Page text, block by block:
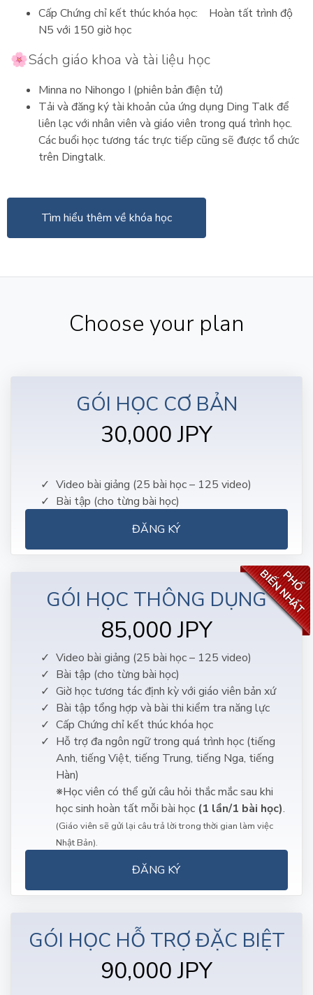
Cấp Chứng chỉ kết thúc khóa học: Hoàn tất trình độ
N5 với 150 giờ học
🌸Sách giáo khoa và tài liệu học
Minna no Nihongo I (phiên bản điện tử)
Tải và đăng ký tài khoản của ứng dụng Ding Talk để
liên lạc với nhân viên và giáo viên trong quá trình học.
Các buổi học tương tác trực tiếp cũng sẽ được tổ chức
trên Dingtalk.
Tìm hiểu thêm về khóa học
Choose your plan
GÓI HỌC CƠ BẢN
30,000 JPY
Video bài giảng (25 bài học – 125 video)
Bài tập (cho từng bài học)
ĐĂNG KÝ
PHỔ
BIẾN NHẤT
GÓI HỌC THÔNG DỤNG
85,000 JPY
Video bài giảng (25 bài học – 125 video)
Bài tập (cho từng bài học)
Giờ học tương tác định kỳ với giáo viên bản xứ
Bài tập tổng hợp và bài thi kiểm tra năng lực
Cấp Chứng chỉ kết thúc khóa học
Hỗ trợ đa ngôn ngữ trong quá trình học (tiếng
Anh, tiếng Việt, tiếng Trung, tiếng Nga, tiếng
Hàn)
※Học viên có thể gửi câu hỏi thắc mắc sau khi
học sinh hoàn tất mỗi bài học (1 lần/1 bài học).
(Giáo viên sẽ gửi lại câu trả lời trong thời gian làm việc
Nhật Bản).
ĐĂNG KÝ
GÓI HỌC HỖ TRỢ ĐẶC BIỆT
90,000 JPY